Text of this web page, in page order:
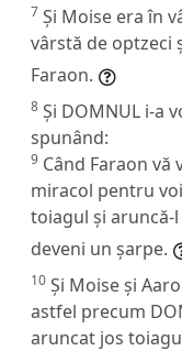
7 Și Moise era în
vârstă de optzeci
Faraon.
8 Și DOMNUL i-a
spunând:
9 Când Faraon
miracol pentru
toiagul și aruncă-
deveni un șarpe.
10 Și Moise și
astfel precum
aruncat jos